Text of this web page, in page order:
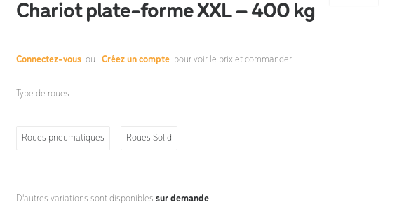
Chariot plate-forme XXL – 400 kg
Connectez-vous ou Créez un compte pour voir le prix et commander.
Type de roues
Roues pneumatiques Roues Solid
D'autres variations sont disponibles sur demande.